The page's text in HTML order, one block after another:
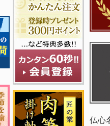
仏心